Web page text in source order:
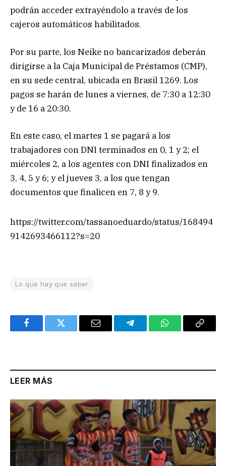
podrán acceder extrayéndolo a través de los
cajeros automáticos habilitados.
Por su parte, los Neike no bancarizados deberán
dirigirse a la Caja Municipal de Préstamos (CMP),
en su sede central, ubicada en Brasil 1269. Los
pagos se harán de lunes a viernes, de 7:30 a 12:30
y de 16 a 20:30.
En este caso, el martes 1 se pagará a los
trabajadores con DNI terminados en 0, 1 y 2; el
miércoles 2, a los agentes con DNI finalizados en
3, 4, 5 y 6; y el jueves 3, a los que tengan
documentos que finalicen en 7, 8 y 9.
https://twitter.com/tassanoeduardo/status/168494
9142693466112?s=20
Lo que hay que saber
FacebookTwitter Email TelegramWhatsAppCopy
LEER MÁS